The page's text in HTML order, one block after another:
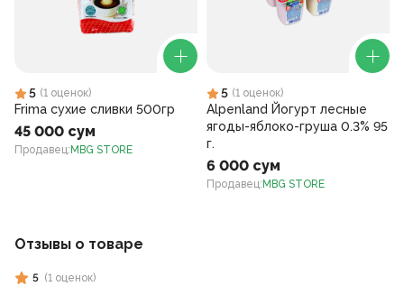
5 (1 оценок)
Frima сухие сливки 500гр
45 000 сум
Продавец: MBG STORE
5 (1 оценок)
Alpenland Йогурт лесные
ягоды-яблоко-груша 0.3% 95
г.
6 000 сум
Продавец: MBG STORE
Отзывы о товаре
5 (1 оценок)